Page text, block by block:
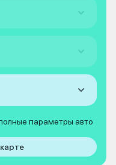
параметры авто